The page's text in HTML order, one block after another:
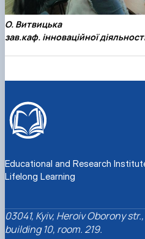
О. Витвицька
зав.каф. інноваційної
Educational and Research
Lifelong Learning
03041, Kyiv, Heroiv Oborony str.,
building 10, room. 219.